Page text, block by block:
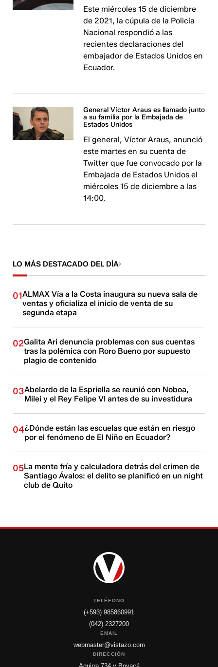
Este miércoles 15 de diciembre
de 2021, la cúpula de la Policía
Nacional respondió a las
recientes declaraciones del
embajador de Estados Unidos en
Ecuador.
General Víctor Araus es llamado junto
a su familia por la Embajada de
Estados Unidos
El general, Víctor Araus, anunció
este martes en su cuenta de
Twitter que fue convocado por la
Embajada de Estados Unidos el
miércoles 15 de diciembre a las
14:00.
LO MÁS DESTACADO DEL DÍA
01ALMAX Vía a la Costa inaugura su nueva sala de
ventas y oficializa el inicio de venta de su
segunda etapa
02Galita Ari denuncia problemas con sus cuentas
tras la polémica con Roro Bueno por supuesto
plagio de contenido
03Abelardo de la Espriella se reunió con Noboa,
Milei y el Rey Felipe VI antes de su investidura
04¿Dónde están las escuelas que están en riesgo
por el fenómeno de El Niño en Ecuador?
05La mente fría y calculadora detrás del crimen de
Santiago Ávalos: el delito se planificó en un night
club de Quito
TELÉFONO
(+593) 985860991
(042) 2327200
EMAIL
webmaster@vistazo.com
DIRECCIÓN